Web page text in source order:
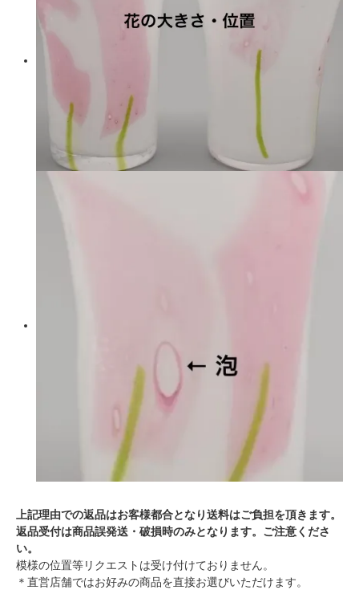
上記理由での返品はお客様都合となり送料はご負担を頂きます。
返品受付は商品誤発送・破損時のみとなります。ご注意くださ
い。
模様の位置等リクエストは受け付けておりません。
＊直営店舗ではお好みの商品を直接お選びいただけます。